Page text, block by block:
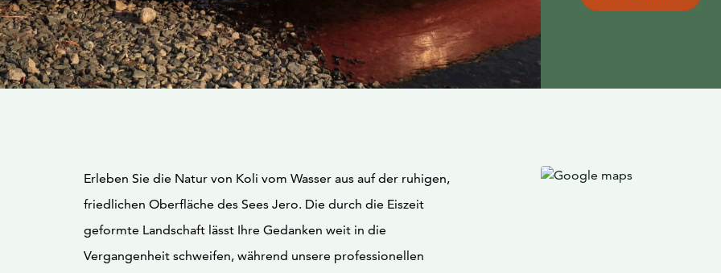
Erleben Sie die Natur von Koli vom Wasser aus auf der ruhigen,
friedlichen Oberfläche des Sees Jero. Die durch die Eiszeit
geformte Landschaft lässt Ihre Gedanken weit in die
Vergangenheit schweifen, während unsere professionellen